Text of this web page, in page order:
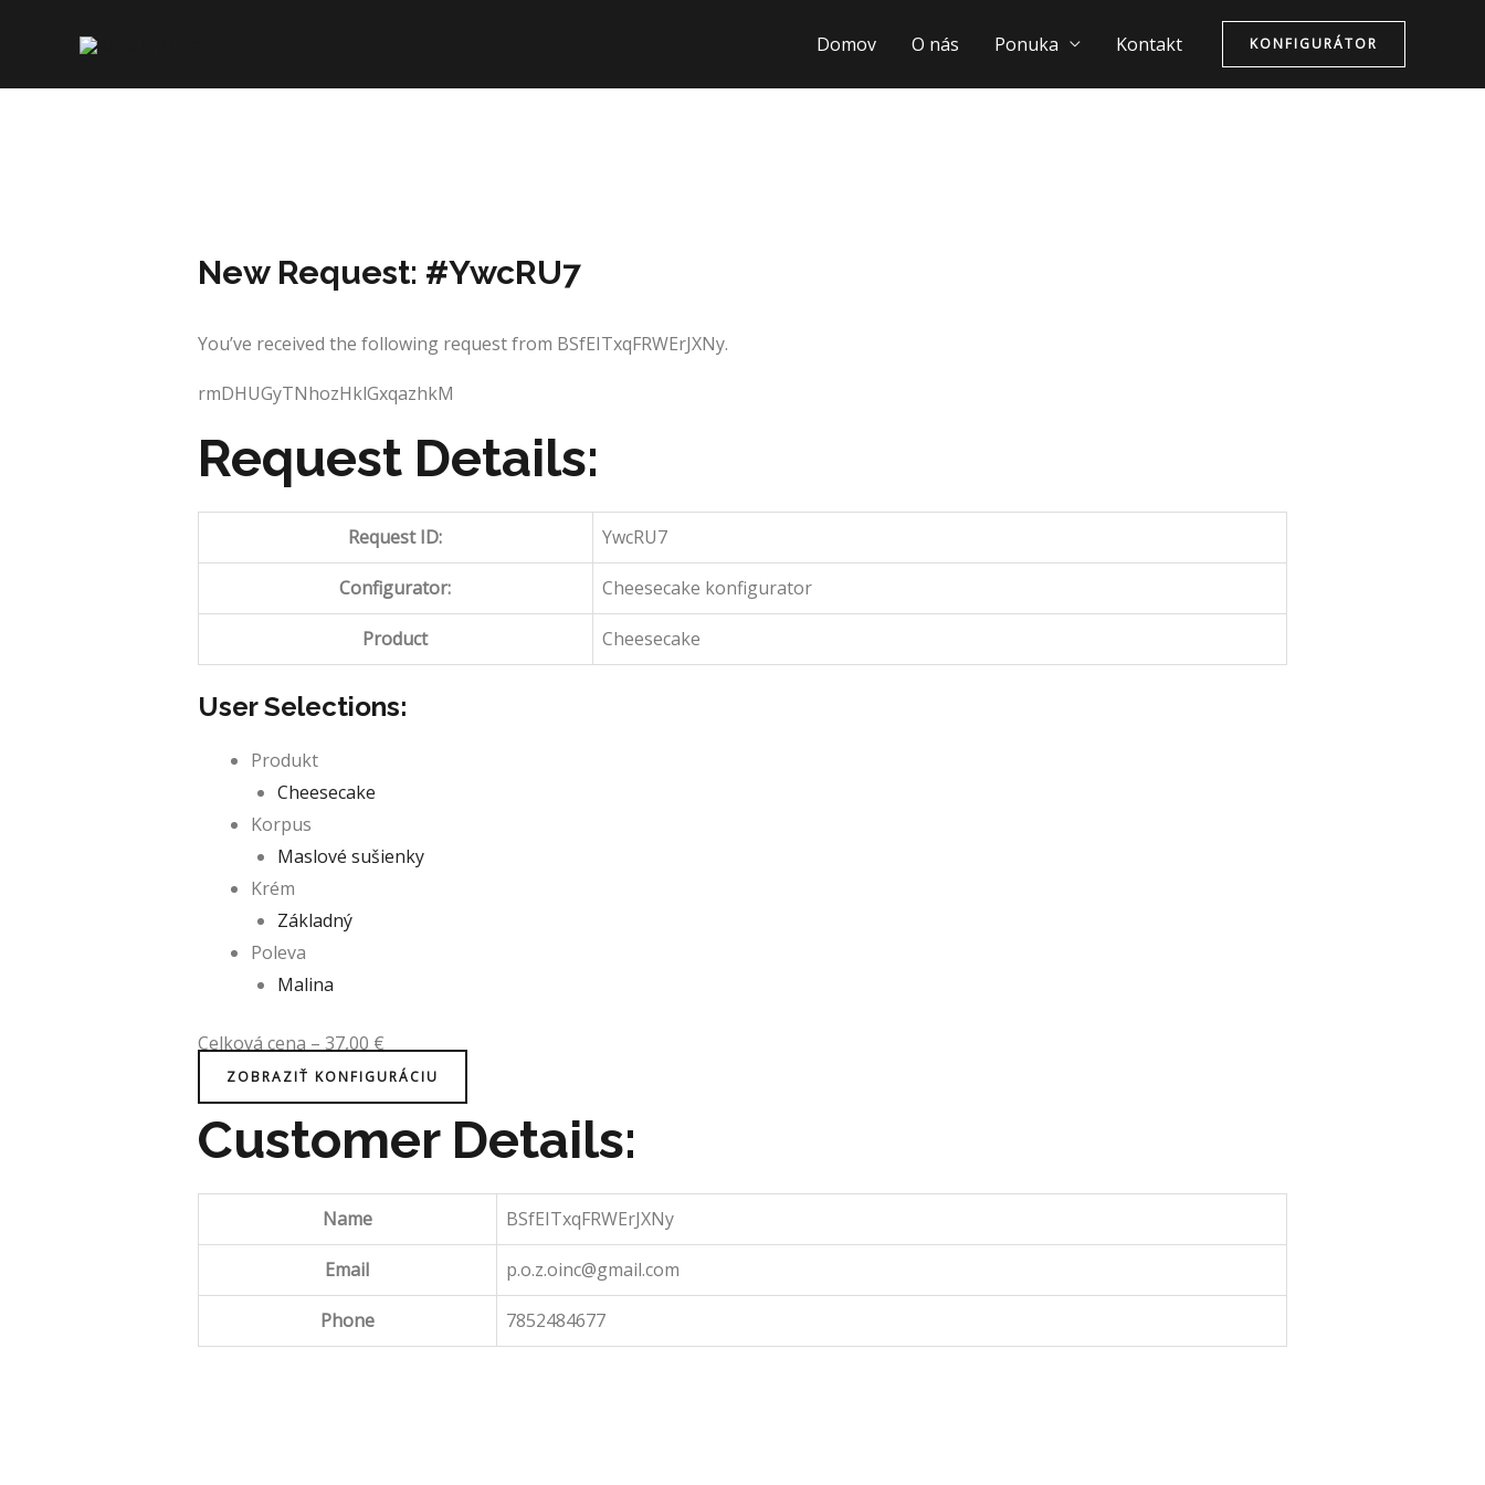
Domov O nás Ponuka Kontakt KONFIGURÁTOR
New Request: #YwcRU7
You’ve received the following request from BSfEITxqFRWErJXNy.
rmDHUGyTNhozHklGxqazhkM
Request Details:
Request ID: YwcRU7
Configurator: Cheesecake konfigurator
Product Cheesecake
User Selections:
Produkt
Cheesecake
Korpus
Maslové sušienky
Krém
Základný
Poleva
Malina
Celková cena–37,00€
ZOBRAZIŤ KONFIGURÁCIU
Customer Details:
Name BSfEITxqFRWErJXNy
Email p.o.z.oinc@gmail.com
Phone 7852484677